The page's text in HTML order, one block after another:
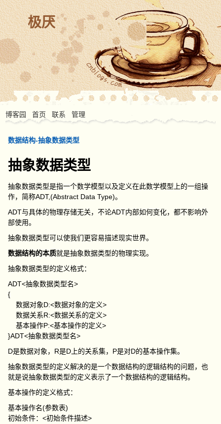
极厌
博客园 首页 联系 管理
数据结构-抽象数据类型
抽象数据类型
抽象数据类型是指一个数学模型以及定义在此数学模型上的一组操
作，简称ADT,(Abstract Data Type)。
ADT与具体的物理存储无关，不论ADT内部如何变化，都不影响外
部使用。
抽象数据类型可以使我们更容易描述现实世界。
数据结构的本质就是抽象数据类型的物理实现。
抽象数据类型的定义格式：
ADT<抽象数据类型名>
{
数据对象D:<数据对象的定义>
数据关系R:<数据关系的定义>
基本操作P:<基本操作的定义>
}ADT<抽象数据类型名>
D是数据对象，R是D上的关系集，P是对D的基本操作集。
抽象数据类型的定义解决的是一个数据结构的逻辑结构的问题，也
就是说抽象数据类型的定义表示了一个数据结构的逻辑结构。
基本操作的定义格式：
基本操作名(参数表)
初始条件：<初始条件描述>